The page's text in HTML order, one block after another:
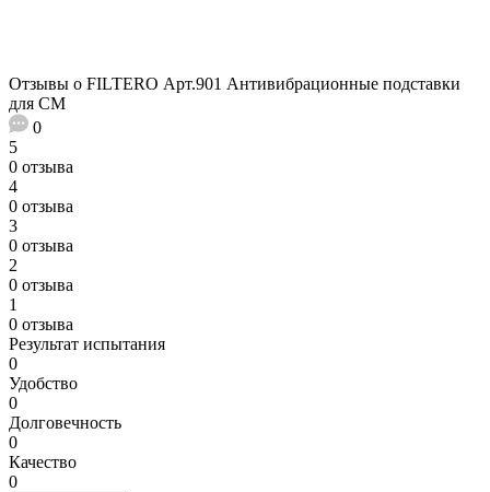
Отзывы о FILTERO Арт.901 Антивибрационные подставки
для СМ
0
5
0 отзыва
4
0 отзыва
3
0 отзыва
2
0 отзыва
1
0 отзыва
Результат испытания
0
Удобство
0
Долговечность
0
Качество
0